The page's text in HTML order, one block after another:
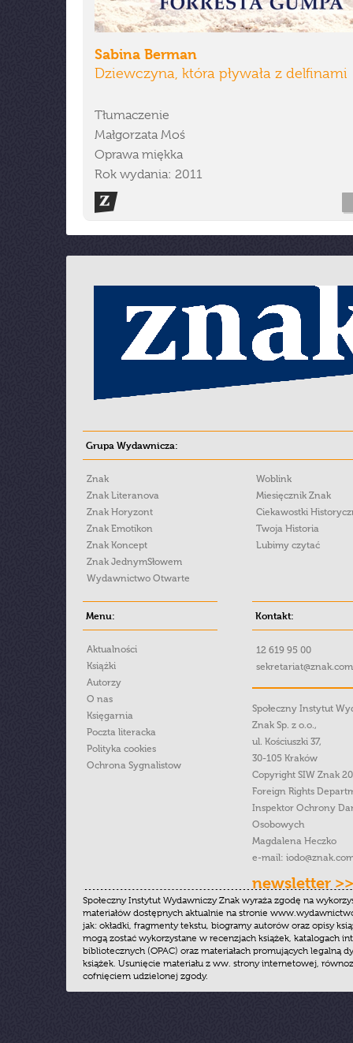
Sabina Berman
Dziewczyna, która pływała z delfinami
Tłumaczenie
Małgorzata Moś
Oprawa miękka
Rok wydania: 2011
Grupa Wydawnicza:
Znak
Znak Literanova
Znak Horyzont
Znak Emotikon
Znak Koncept
Znak JednymSłowem
Wydawnictwo Otwarte
Woblink
Miesięcznik Znak
Ciekawostki
Twoja Historia
Lubimy czytać
Menu:
Aktualności
Książki
Autorzy
O nas
Księgarnia
Poczta literacka
Polityka cookies
Ochrona Sygnalistow
Kontakt:
12 619 95 00
Społeczny Instytut
Znak Sp. z o.o.,
ul. Kościuszki 37,
30-105 Kraków
Copyright SIW Znak
Foreign Rights
Inspektor Ochrony
Osobowych
Magdalena Heczko
e-mail:
newsletter >>
Społeczny Instytut Wydawniczy Znak wyraża zgodę na
materiałów dostępnych aktualnie na stronie
jak: okładki, fragmenty tekstu, biogramy autorów oraz opisy
mogą zostać wykorzystane w recenzjach książek, katalogach
bibliotecznych (OPAC) oraz materiałach promujących legalną
książek. Usunięcie materiału z ww. strony internetowej,
cofnięciem udzielonej zgody.